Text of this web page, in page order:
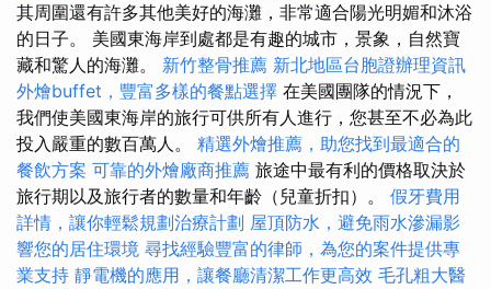
其周圍還有許多其他美好的海灘，非常適合陽光明媚和沐浴
的日子。 美國東海岸到處都是有趣的城市，景象，自然寶
藏和驚人的海灘。 新竹整骨推薦 新北地區台胞證辦理資訊
外燴buffet，豐富多樣的餐點選擇 在美國團隊的情況下，
我們使美國東海岸的旅行可供所有人進行，您甚至不必為此
投入嚴重的數百萬人。 精選外燴推薦，助您找到最適合的
餐飲方案 可靠的外燴廠商推薦 旅途中最有利的價格取決於
旅行期以及旅行者的數量和年齡（兒童折扣）。 假牙費用
詳情，讓你輕鬆規劃治療計劃 屋頂防水，避免雨水滲漏影
響您的居住環境 尋找經驗豐富的律師，為您的案件提供專
業支持 靜電機的應用，讓餐廳清潔工作更高效 毛孔粗大醫